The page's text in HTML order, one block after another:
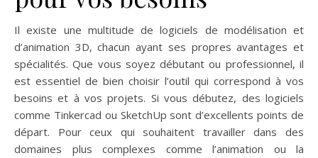
Il existe une multitude de logiciels de modélisation et
d’animation 3D, chacun ayant ses propres avantages et
spécialités. Que vous soyez débutant ou professionnel, il
est essentiel de bien choisir l’outil qui correspond à vos
besoins et à vos projets. Si vous débutez, des logiciels
comme Tinkercad ou SketchUp sont d’excellents points de
départ. Pour ceux qui souhaitent travailler dans des
domaines plus complexes comme l’animation ou la